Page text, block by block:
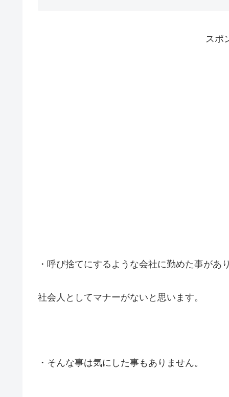
スポ
・呼び捨てにするような会社に勤めた事があ
社会人としてマナーがないと思います。
・そんな事は気にした事もありません。